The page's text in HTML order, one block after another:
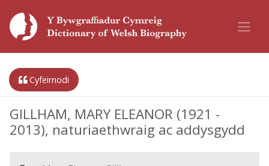
Cyfeirnodi
GILLHAM, MARY ELEANOR (1921 -
2013), naturiaethwraig ac addysgydd